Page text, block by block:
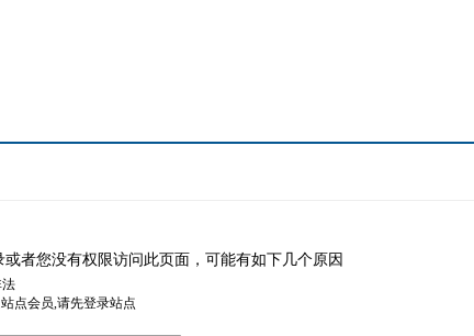
或者您没有权限访问此页面，可能有如下几个原因
点会员,请先登录站点